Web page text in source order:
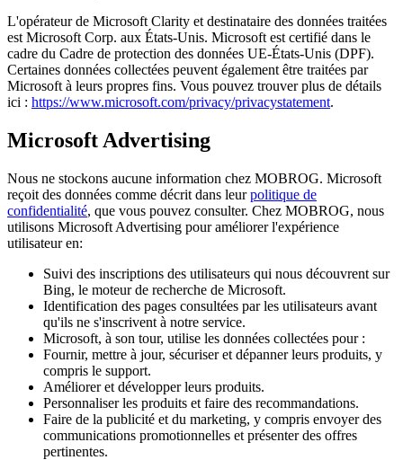
L'opérateur de Microsoft Clarity et destinataire des données traitées
est Microsoft Corp. aux États-Unis. Microsoft est certifié dans le
cadre du Cadre de protection des données UE-États-Unis (DPF).
Certaines données collectées peuvent également être traitées par
Microsoft à leurs propres fins. Vous pouvez trouver plus de détails
ici : https://www.microsoft.com/privacy/privacystatement.
Microsoft Advertising
Nous ne stockons aucune information chez MOBROG. Microsoft
reçoit des données comme décrit dans leurpolitique de
confidentialité, que vous pouvez consulter. Chez MOBROG, nous
utilisons Microsoft Advertising pour améliorer l'expérience
utilisateur en:
Suivi des inscriptions des utilisateurs qui nous découvrent sur
Bing, le moteur de recherche de Microsoft.
Identification des pages consultées par les utilisateurs avant
qu'ils ne s'inscrivent à notre service.
Microsoft, à son tour, utilise les données collectées pour :
Fournir, mettre à jour, sécuriser et dépanner leurs produits, y
compris le support.
Améliorer et développer leurs produits.
Personnaliser les produits et faire des recommandations.
Faire de la publicité et du marketing, y compris envoyer des
communications promotionnelles et présenter des offres
pertinentes.